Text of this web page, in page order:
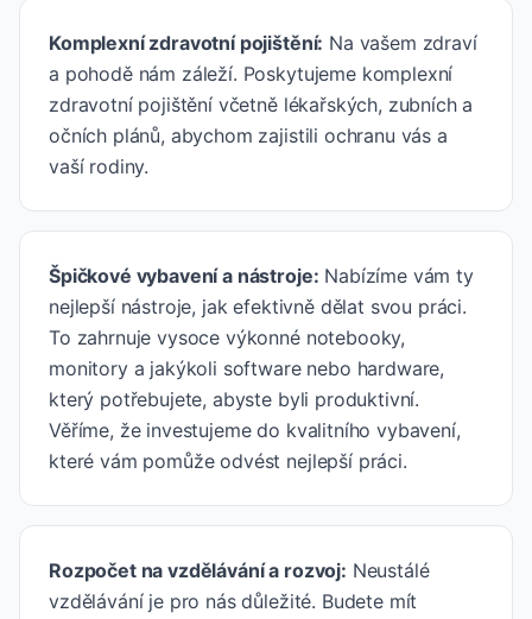
Komplexní zdravotní pojištění: Na vašem zdraví
a pohodě nám záleží. Poskytujeme komplexní
zdravotní pojištění včetně lékařských, zubních a
očních plánů, abychom zajistili ochranu vás a
vaší rodiny.
Špičkové vybavení a nástroje: Nabízíme vám ty
nejlepší nástroje, jak efektivně dělat svou práci.
To zahrnuje vysoce výkonné notebooky,
monitory a jakýkoli software nebo hardware,
který potřebujete, abyste byli produktivní.
Věříme, že investujeme do kvalitního vybavení,
které vám pomůže odvést nejlepší práci.
Rozpočet na vzdělávání a rozvoj: Neustálé
vzdělávání je pro nás důležité. Budete mít